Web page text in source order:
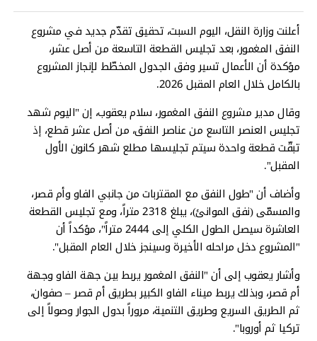
أعلنت وزارة النقل، اليوم السبت، تحقيق تقدّم جديد في مشروع
النفق المغمور، بعد تجليس القطعة التاسعة من أصل عشر،
مؤكدة أن الأعمال تسير وفق الجدول المخطّط لإنجاز المشروع
بالكامل خلال العام المقبل 2026.
وقال مدير مشروع النفق المغمور، سلام يعقوب، إن "اليوم شهد
تجليس العنصر التاسع من عناصر النفق، من أصل عشر قطع، إذ
تبقّت قطعة واحدة سيتم تجليسها مطلع شهر كانون الأول
المقبل".
وأضاف أن "طول النفق مع المقتربات من جانبي الفاو وأم قصر،
والمسمّى (نفق الموانئ)، يبلغ 2318 متراً، ومع تجليس القطعة
العاشرة سيصل الطول الكلي إلى 2444 متراً"، مؤكداً أن
"المشروع دخل مراحله الأخيرة وسينجز خلال العام المقبل".
وأشار يعقوب إلى أن "النفق المغمور يربط بين جهة الفاو وجهة
أم قصر، وبذلك يربط ميناء الفاو الكبير بطريق أم قصر – صفوان،
ثم الطريق السريع وطريق التنمية، مروراً بدول الجوار وصولاً إلى
تركيا ثم أوروبا".